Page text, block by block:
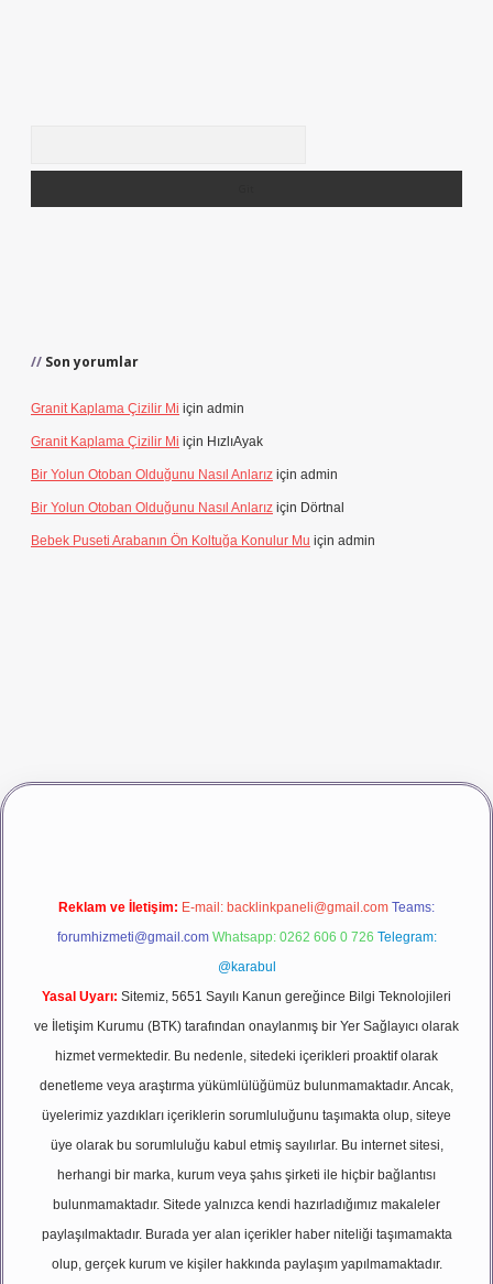
Son yorumlar
Granit Kaplama Çizilir Mi için admin
Granit Kaplama Çizilir Mi için HızlıAyak
Bir Yolun Otoban Olduğunu Nasıl Anlarız için admin
Bir Yolun Otoban Olduğunu Nasıl Anlarız için Dörtnal
Bebek Puseti Arabanın Ön Koltuğa Konulur Mu için admin
girişbetexper
Reklam ve İletişim: E-mail: backlinkpaneli@gmail.com Teams:
forumhizmeti@gmail.com Whatsapp: 0262 606 0 726 Telegram:
@karabul
Yasal Uyarı: Sitemiz, 5651 Sayılı Kanun gereğince Bilgi Teknolojileri
ve İletişim Kurumu (BTK) tarafından onaylanmış bir Yer Sağlayıcı olarak
hizmet vermektedir. Bu nedenle, sitedeki içerikleri proaktif olarak
denetleme veya araştırma yükümlülüğümüz bulunmamaktadır. Ancak,
üyelerimiz yazdıkları içeriklerin sorumluluğunu taşımakta olup, siteye
üye olarak bu sorumluluğu kabul etmiş sayılırlar. Bu internet sitesi,
herhangi bir marka, kurum veya şahıs şirketi ile hiçbir bağlantısı
bulunmamaktadır. Sitede yalnızca kendi hazırladığımız makaleler
paylaşılmaktadır. Burada yer alan içerikler haber niteliği taşımamakta
olup, gerçek kurum ve kişiler hakkında paylaşım yapılmamaktadır.